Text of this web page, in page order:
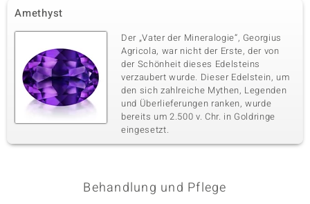
Amethyst
Der „Vater der Mineralogie“, Georgius
Agricola, war nicht der Erste, der von
der Schönheit dieses Edelsteins
verzaubert wurde. Dieser Edelstein, um
den sich zahlreiche Mythen, Legenden
und Überlieferungen ranken, wurde
bereits um 2.500 v. Chr. in Goldringe
eingesetzt.
Behandlung und Pflege